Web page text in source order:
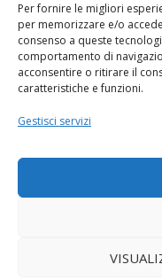
Per fornire le migliori
per memorizzare e/o
consenso a queste
comportamento di
acconsentire o ritirare il
caratteristiche e funzioni.
Gestisci servizi
I NOSTRI
Calcio Panchina
Diretta.it